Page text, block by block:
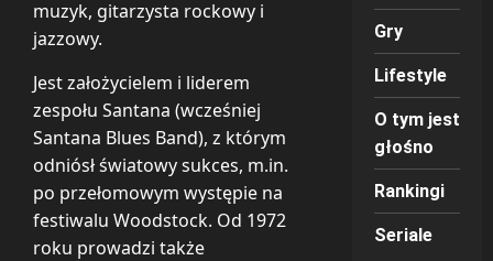
muzyk, gitarzysta rockowy i
jazzowy.
Jest założycielem i liderem
zespołu Santana (wcześniej
Santana Blues Band), z którym
odniósł światowy sukces, m.in.
po przełomowym występie na
festiwalu Woodstock. Od 1972
roku prowadzi także
Gry
Lifestyle
O tym jest
głośno
Rankingi
Seriale